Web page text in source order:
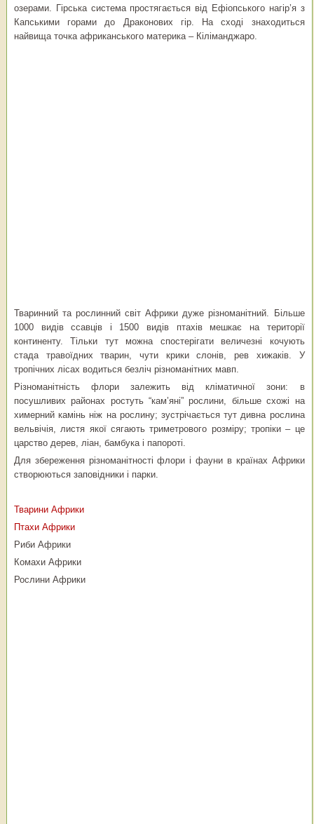
озерами. Гірська система простягається від Ефіопського нагір’я з
Капськими горами до Драконових гір. На сході знаходиться
найвища точка африканського материка – Кіліманджаро.
Тваринний та рослинний світ Африки дуже різноманітний. Більше
1000 видів ссавців і 1500 видів птахів мешкає на території
континенту. Тільки тут можна спостерігати величезні кочують
стада травоїдних тварин, чути крики слонів, рев хижаків. У
тропічних лісах водиться безліч різноманітних мавп.
Різноманітність флори залежить від кліматичної зони: в
посушливих районах ростуть “кам’яні” рослини, більше схожі на
химерний камінь ніж на рослину; зустрічається тут дивна рослина
вельвічія, листя якої сягають триметрового розміру; тропіки – це
царство дерев, ліан, бамбука і папороті.
Для збереження різноманітності флори і фауни в країнах Африки
створюються заповідники і парки.
Тварини Африки
Птахи Африки
Риби Африки
Комахи Африки
Рослини Африки